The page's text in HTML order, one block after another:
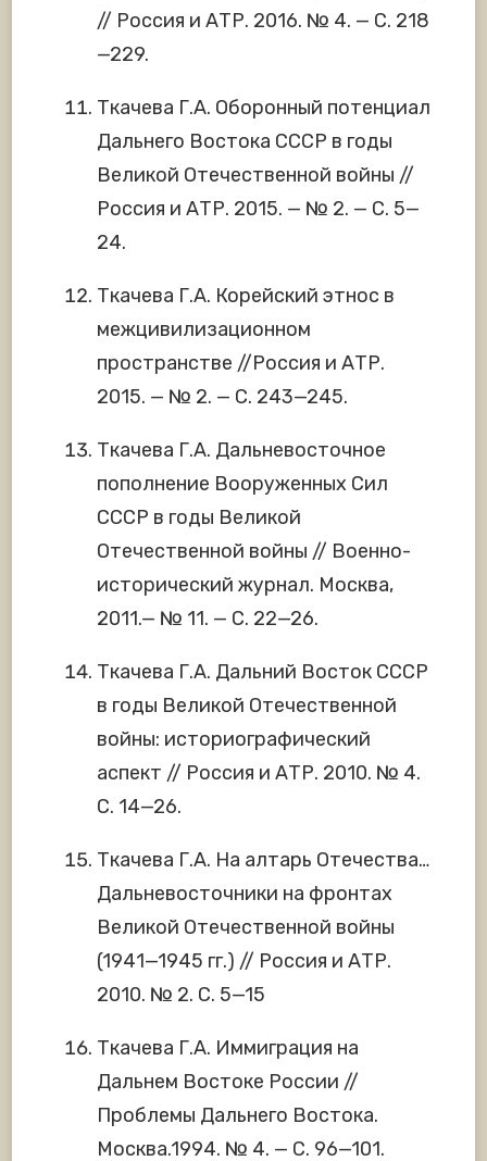
// Россия и АТР. 2016. № 4. — С. 218
—229.
Ткачева Г.А. Оборонный потенциал
Дальнего Востока СССР в годы
Великой Отечественной войны //
Россия и АТР. 2015. — № 2. — С. 5—
24.
Ткачева Г.А. Корейский этнос в
межцивилизационном
пространстве //Россия и АТР.
2015. — № 2. — С. 243—245.
Ткачева Г.А. Дальневосточное
пополнение Вооруженных Сил
СССР в годы Великой
Отечественной войны // Военно-
исторический журнал. Москва,
2011.— № 11. — С. 22—26.
Ткачева Г.А. Дальний Восток СССР
в годы Великой Отечественной
войны: историографический
аспект // Россия и АТР. 2010. № 4.
С. 14—26.
Ткачева Г.А. На алтарь Отечества…
Дальневосточники на фронтах
Великой Отечественной войны
(1941—1945 гг.) // Россия и АТР.
2010. № 2. С. 5—15
Ткачева Г.А. Иммиграция на
Дальнем Востоке России //
Проблемы Дальнего Востока.
Москва.1994. № 4. — С. 96—101.